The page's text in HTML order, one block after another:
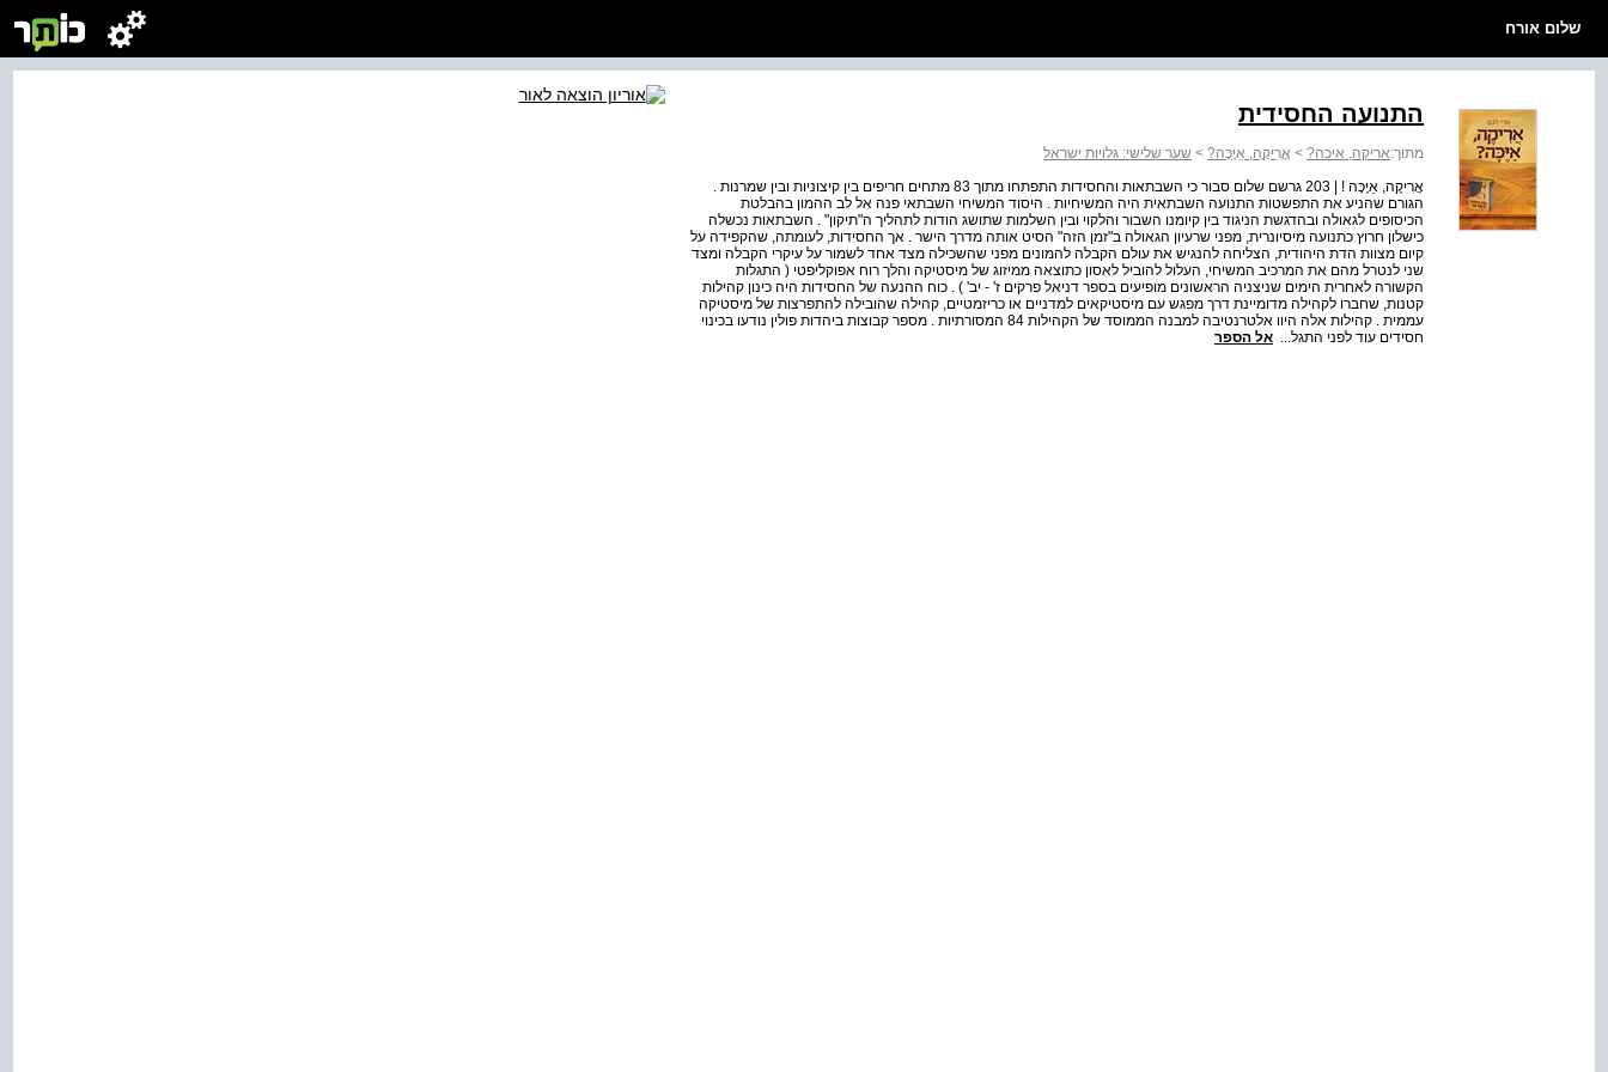
שלום אורח
התנועה החסידית
מתוך:אריקה, איכה? > אֲֲרִִיקֶֶה, אַַיֶּכָּה? > שער שלישי: גלויות ישראל
אֲרִיקֶה, אַיֶּכָּה ! | 203 גרשם שלום סבור כי השבתאות והחסידות התפתחו מתוך 83 מתחים חריפים בין קיצוניות ובין שמרנות .
הגורם שהניע את התפשטות התנועה השבתאית היה המשיחיות . היסוד המשיחי השבתאי פנה אל לב ההמון בהבלטת
הכיסופים לגאולה ובהדגשת הניגוד בין קיומנו השבור והלקוי ובין השלמות שתושג הודות לתהליך ה"תיקון" . השבתאות נכשלה
כישלון חרוץ כתנועה מיסיונרית, מפני שרעיון הגאולה ב"זמן הזה" הסיט אותה מדרך הישר . אך החסידות, לעומתה, שהקפידה על
קיום מצוות הדת היהודית, הצליחה להנגיש את עולם הקבלה להמונים מפני שהשכילה מצד אחד לשמור על עיקרי הקבלה ומצד
שני לנטרל מהם את המרכיב המשיחי, העלול להוביל לאסון כתוצאה ממיזוג של מיסטיקה והלך רוח אפוקליפטי ( התגלות
הקשורה לאחרית הימים שניצניה הראשונים מופיעים בספר דניאל פרקים ז' - יב' ) . כוח ההנעה של החסידות היה כינון קהילות
קטנות, שחברו לקהילה מדומיינת דרך מפגש עם מיסטיקאים למדניים או כריזמטיים, קהילה שהובילה להתפרצות של מיסטיקה
עממית . קהילות אלה היוו אלטרנטיבה למבנה הממוסד של הקהילות 84 המסורתיות . מספר קבוצות ביהדות פולין נודעו בכינוי
חסידים עוד לפני התגל... אל הספר